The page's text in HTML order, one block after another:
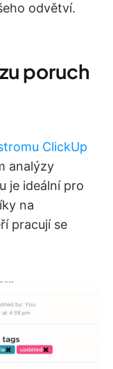
odvětví.
poruch
ClickUp
analýzy
je ideální pro
na
pracují se